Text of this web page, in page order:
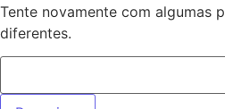
Tente novamente com algumas
diferentes.